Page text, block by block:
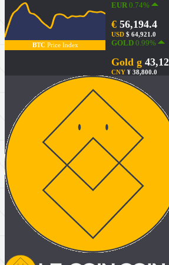
BTCPrice Index
EUR0.74%
€ 56,194.4
USD $ 64,921.0
GOLD 0.99%
Gold g
CNY ¥ 38,800.0